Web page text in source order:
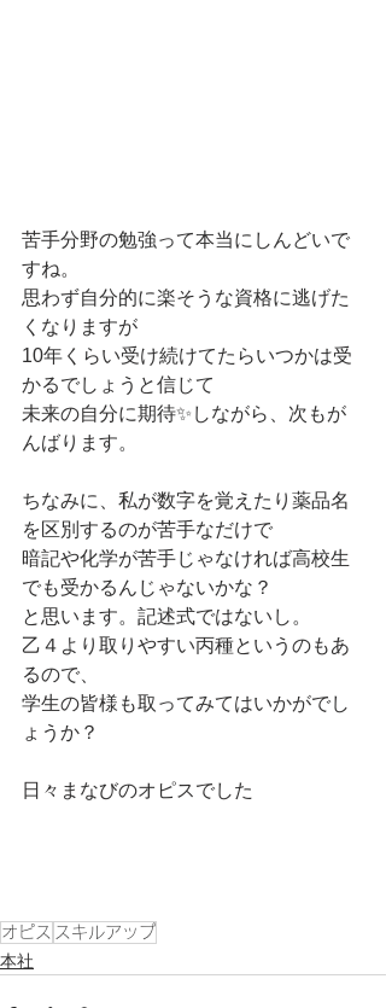
苦手分野の勉強って本当にしんどいで
すね。
思わず自分的に楽そうな資格に逃げた
くなりますが
10年くらい受け続けてたらいつかは受
かるでしょうと信じて
未来の自分に期待✨しながら、次もが
んばります。
ちなみに、私が数字を覚えたり薬品名
を区別するのが苦手なだけで
暗記や化学が苦手じゃなければ高校生
でも受かるんじゃないかな？
と思います。記述式ではないし。
乙４より取りやすい丙種というのもあ
るので、
学生の皆様も取ってみてはいかがでし
ょうか？
日々まなびのオピスでした
オピス スキルアップ
本社